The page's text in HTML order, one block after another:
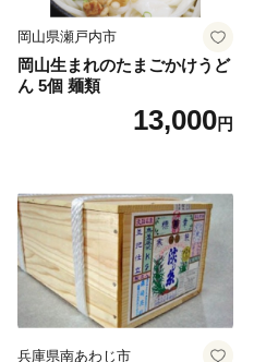
岡山県瀬戸内市
岡山生まれのたまごかけうど
ん 5個 麺類
13,000円
兵庫県南あわじ市